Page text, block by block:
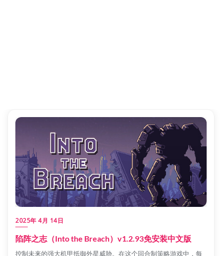
2025年 4月 14日
陷阵之志（Into the Breach）v1.2.93免安装中文版
控制未来的强大机甲抵御外星威胁。在这个回合制策略游戏中，每